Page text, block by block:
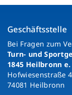
Geschäftsstelle
Bei Fragen zum
Turn- und
1845 Heilbronn e.
Hofwiesenstraße
74081 Heilbronn